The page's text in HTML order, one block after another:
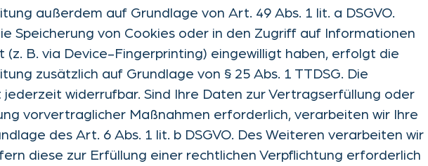
außerdem auf Grundlage von Art. 49 Abs. 1 lit. a DSGVO.
Speicherung von Cookies oder in den Zugriff auf Informationen
(z. B. via Device-Fingerprinting) eingewilligt haben, erfolgt die
zusätzlich auf Grundlage von § 25 Abs. 1 TTDSG. Die
jederzeit widerrufbar. Sind Ihre Daten zur Vertragserfüllung oder
vorvertraglicher Maßnahmen erforderlich, verarbeiten wir Ihre
des Art. 6 Abs. 1 lit. b DSGVO. Des Weiteren verarbeiten wir
diese zur Erfüllung einer rechtlichen Verpflichtung erforderlich